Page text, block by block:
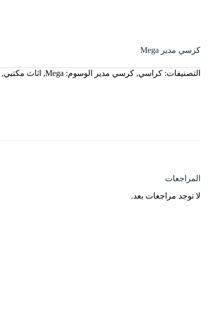
كرسي مدير Mega
التصنيفات: كراسي, كرسي مدير الوسوم: Mega
, اثاث مكتبي,
المراجعات
لا توجد مراجعات بعد.